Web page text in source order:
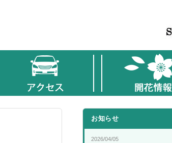
お知らせ
2026/04/05